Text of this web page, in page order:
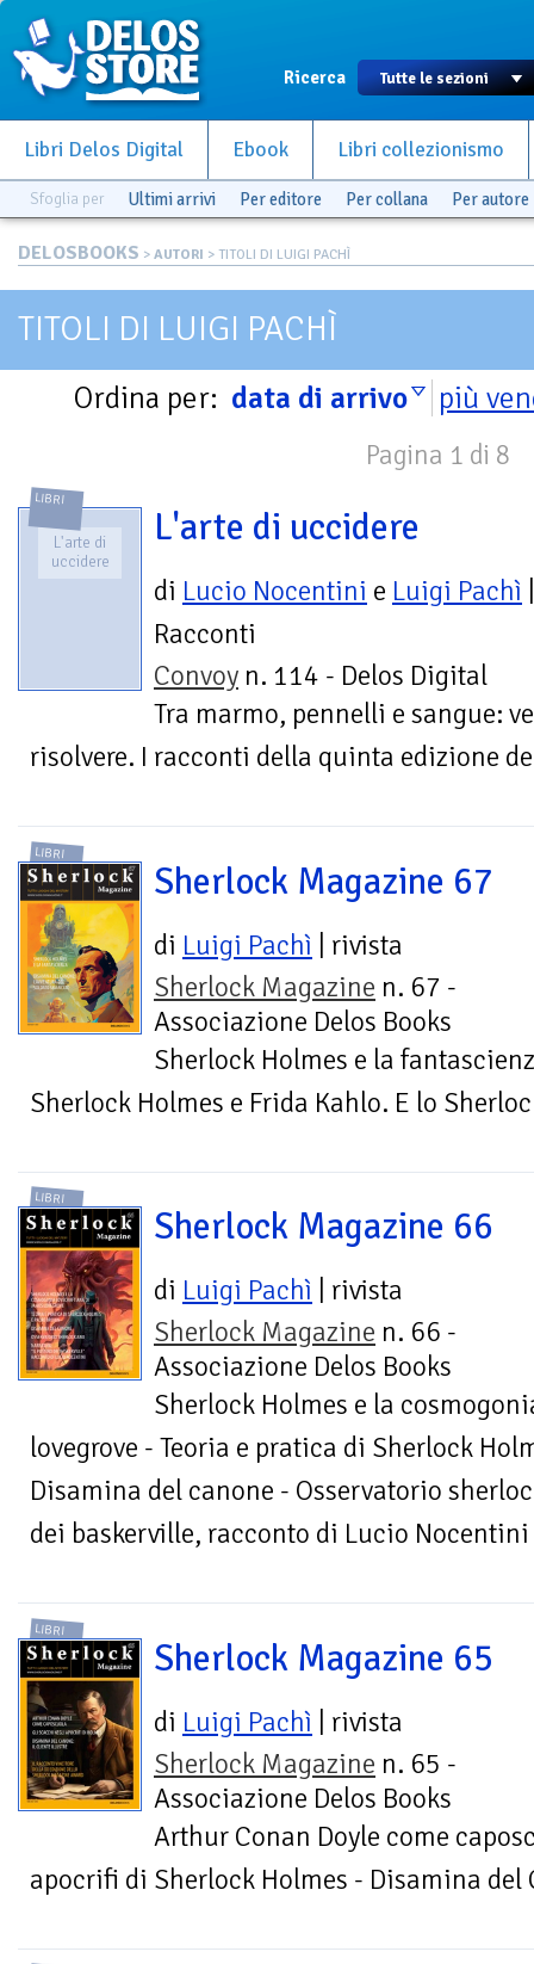
Ricerca
Libri Delos Digital Ebook Libri collezionismo
Sfoglia per Ultimi arrivi Per editore Per collana Per autore
DELOSBOOKS > AUTORI > TITOLI DI LUIGI PACHÌ
TITOLI DI LUIGI PACHÌ
Ordina per: data di arrivo più
Pagina 1 di 8
LIBRI
L'arte di
uccidere
L'arte di uccidere
di Lucio Nocentini e Luigi Pachì
Racconti
Convoy n. 114 - Delos Digital
Tra marmo, pennelli e sangue:
risolvere. I racconti della quinta edizione
LIBRI
Sherlock Magazine 67
di Luigi Pachì | rivista
Sherlock Magazine n. 67 -
Associazione Delos Books
Sherlock Holmes e la
Sherlock Holmes e Frida Kahlo. E lo
LIBRI
Sherlock Magazine 66
di Luigi Pachì | rivista
Sherlock Magazine n. 66 -
Associazione Delos Books
Sherlock Holmes e la
lovegrove - Teoria e pratica di Sherlock
Disamina del canone - Osservatorio
dei baskerville, racconto di Lucio Nocentini
LIBRI
Sherlock Magazine 65
di Luigi Pachì | rivista
Sherlock Magazine n. 65 -
Associazione Delos Books
Arthur Conan Doyle come
apocrifi di Sherlock Holmes - Disamina